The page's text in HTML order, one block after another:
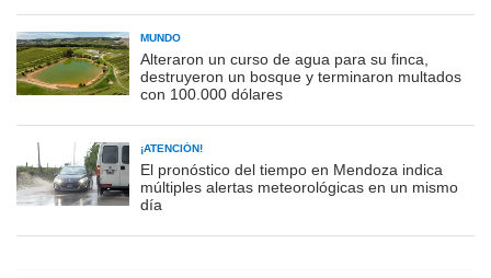
MUNDO
Alteraron un curso de agua para su finca,
destruyeron un bosque y terminaron multados
con 100.000 dólares
¡ATENCIÓN!
El pronóstico del tiempo en Mendoza indica
múltiples alertas meteorológicas en un mismo
día